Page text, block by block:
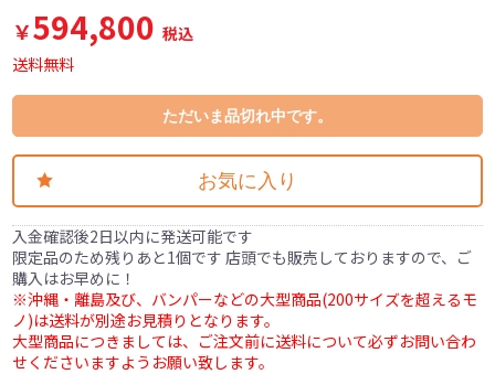
￥594,800 税込
送料無料
ただいま品切れ中です。
お気に入り
入金確認後2日以内に発送可能です
限定品のため残りあと1個です 店頭でも販売しておりますので、ご
購入はお早めに！
※沖縄・離島及び、バンパーなどの大型商品(200サイズを超えるモ
ノ)は送料が別途お見積りとなります。
大型商品につきましては、ご注文前に送料について必ずお問い合わ
せくださいますようお願い致します。